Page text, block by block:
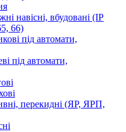
навісні, вбудовані (IP
66)
під автомати,
під автомати,
перекидні (ЯР, ЯРП,